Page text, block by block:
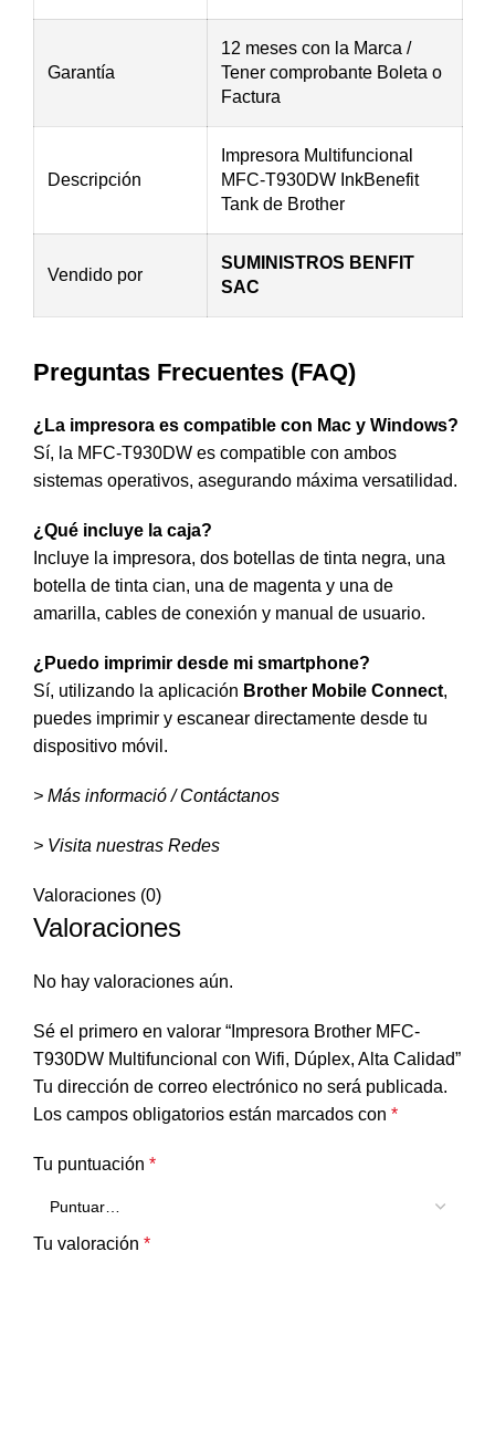
Garantía
12 meses con la Marca /
Tener comprobante Boleta o
Factura
Descripción
Impresora Multifuncional
MFC-T930DW InkBenefit
Tank de Brother
Vendido por
SUMINISTROS BENFIT
SAC
Preguntas Frecuentes (FAQ)
¿La impresora es compatible con Mac y Windows?
Sí, la MFC-T930DW es compatible con ambos
sistemas operativos, asegurando máxima versatilidad.
¿Qué incluye la caja?
Incluye la impresora, dos botellas de tinta negra, una
botella de tinta cian, una de magenta y una de
amarilla, cables de conexión y manual de usuario.
¿Puedo imprimir desde mi smartphone?
Sí, utilizando la aplicación Brother Mobile Connect,
puedes imprimir y escanear directamente desde tu
dispositivo móvil.
> Más informació / Contáctanos
> Visita nuestras Redes
Valoraciones (0)
Valoraciones
No hay valoraciones aún.
Sé el primero en valorar “Impresora Brother MFC-
T930DW Multifuncional con Wifi, Dúplex, Alta Calidad”
Tu dirección de correo electrónico no será publicada.
Los campos obligatorios están marcados con *
Tu puntuación *
Tu valoración *